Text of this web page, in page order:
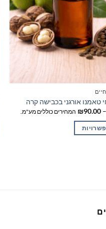
טאמנו אורגני בכבישה קרה
–
₪90.00
טווח
המחירים כוללים מע"מ.